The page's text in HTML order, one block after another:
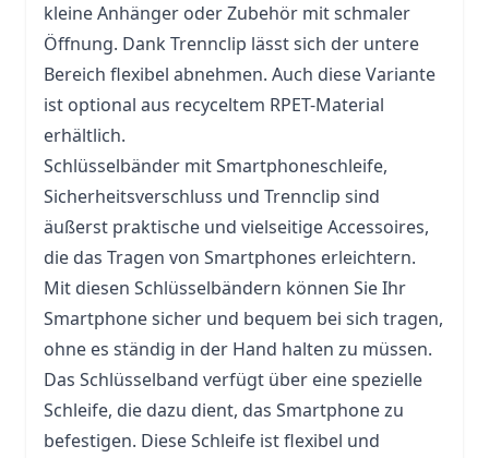
kleine Anhänger oder Zubehör mit schmaler
Öffnung. Dank Trennclip lässt sich der untere
Bereich flexibel abnehmen. Auch diese Variante
ist optional aus recyceltem RPET-Material
erhältlich.
Schlüsselbänder mit Smartphoneschleife,
Sicherheitsverschluss und Trennclip sind
äußerst praktische und vielseitige Accessoires,
die das Tragen von Smartphones erleichtern.
Mit diesen Schlüsselbändern können Sie Ihr
Smartphone sicher und bequem bei sich tragen,
ohne es ständig in der Hand halten zu müssen.
Das Schlüsselband verfügt über eine spezielle
Schleife, die dazu dient, das Smartphone zu
befestigen. Diese Schleife ist flexibel und